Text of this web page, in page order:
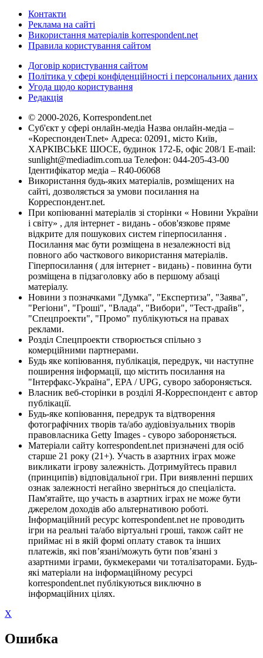
Контакти
Реклама на сайті
Використання матеріалів korrespondent.net
Правила користування сайтом
Договір користування сайтом
Політика у сфері конфіденційності і персональних даних
Угода щодо користування
Редакція
© 2000-2026, Korrespondent.net
Суб'єкт у сфері онлайн-медіа Назва онлайн-медіа –
«КореспонденТ.net» Адреса: 02091, місто Київ,
ХАРКІВСЬКЕ ШОСЕ, будинок 172-Б, офіс 208/1 E-mail:
sunlight@mediadim.com.ua Телефон: 044-205-43-00
Ідентифікатор медіа – R40-06068
Використання будь-яких матеріалів, розміщених на
сайті, дозволяється за умови посилання на
Корреспондент.net.
При копіюванні матеріалів зі сторінки « Новини України
і світу» , для інтернет - видань - обов'язкове пряме
відкрите для пошукових систем гіперпосилання .
Посилання має бути розміщена в незалежності від
повного або часткового використання матеріалів.
Гіперпосилання ( для інтернет - видань) - повинна бути
розміщена в підзаголовку або в першому абзаці
матеріалу.
Новини з позначками "Думка", "Експертиза", "Заява",
"Регіони", "Гроші", "Влада", "Вибори", "Тест-драйв",
"Спецпроекти", "Промо" публікуються на правах
реклами.
Розділ Спецпроекти створюється спільно з
комерційними партнерами.
Будь яке копіювання, публікація, передрук, чи наступне
поширення інформації, що містить посилання на
"Інтерфакс-Україна", EPA / UPG, суворо забороняється.
Власник веб-сторінки в розділі Я-Корреспондент є автор
публікації.
Будь-яке копіювання, передрук та відтворення
фотографічних творів та/або аудіовізуальних творів
правовласника Getty Images - суворо забороняється.
Матеріали сайту korrespondent.net призначені для осіб
старше 21 року (21+). Участь в азартних іграх може
викликати ігрову залежність. Дотримуйтесь правил
(принципів) відповідальної гри. При виявленні перших
ознак залежності негайно зверніться до спеціаліста.
Пам'ятайте, що участь в азартних іграх не може бути
джерелом доходів або альтернативою роботі.
Інформаційний ресурс korrespondent.net не проводить
ігри на реальні та/або віртуальні гроші, також сайт не
приймає ні в якій формі оплату ставок та інших
платежів, які пов’язані/можуть бути пов’язані з
азартними іграми, букмекерами чи тоталізаторами. Будь-
які матеріали на інформаційному ресурсі
korrespondent.net публікуються виключно в
інформаційних цілях.
X
Ошибка